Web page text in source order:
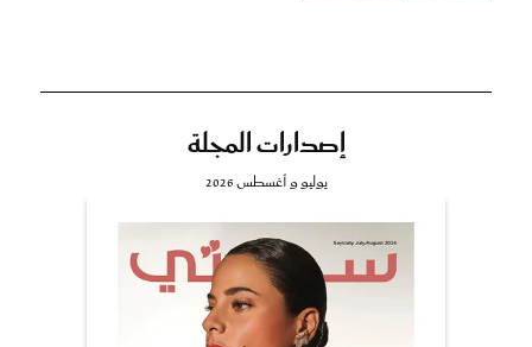
إصدارات المجلة
يوليو و أغسطس 2026